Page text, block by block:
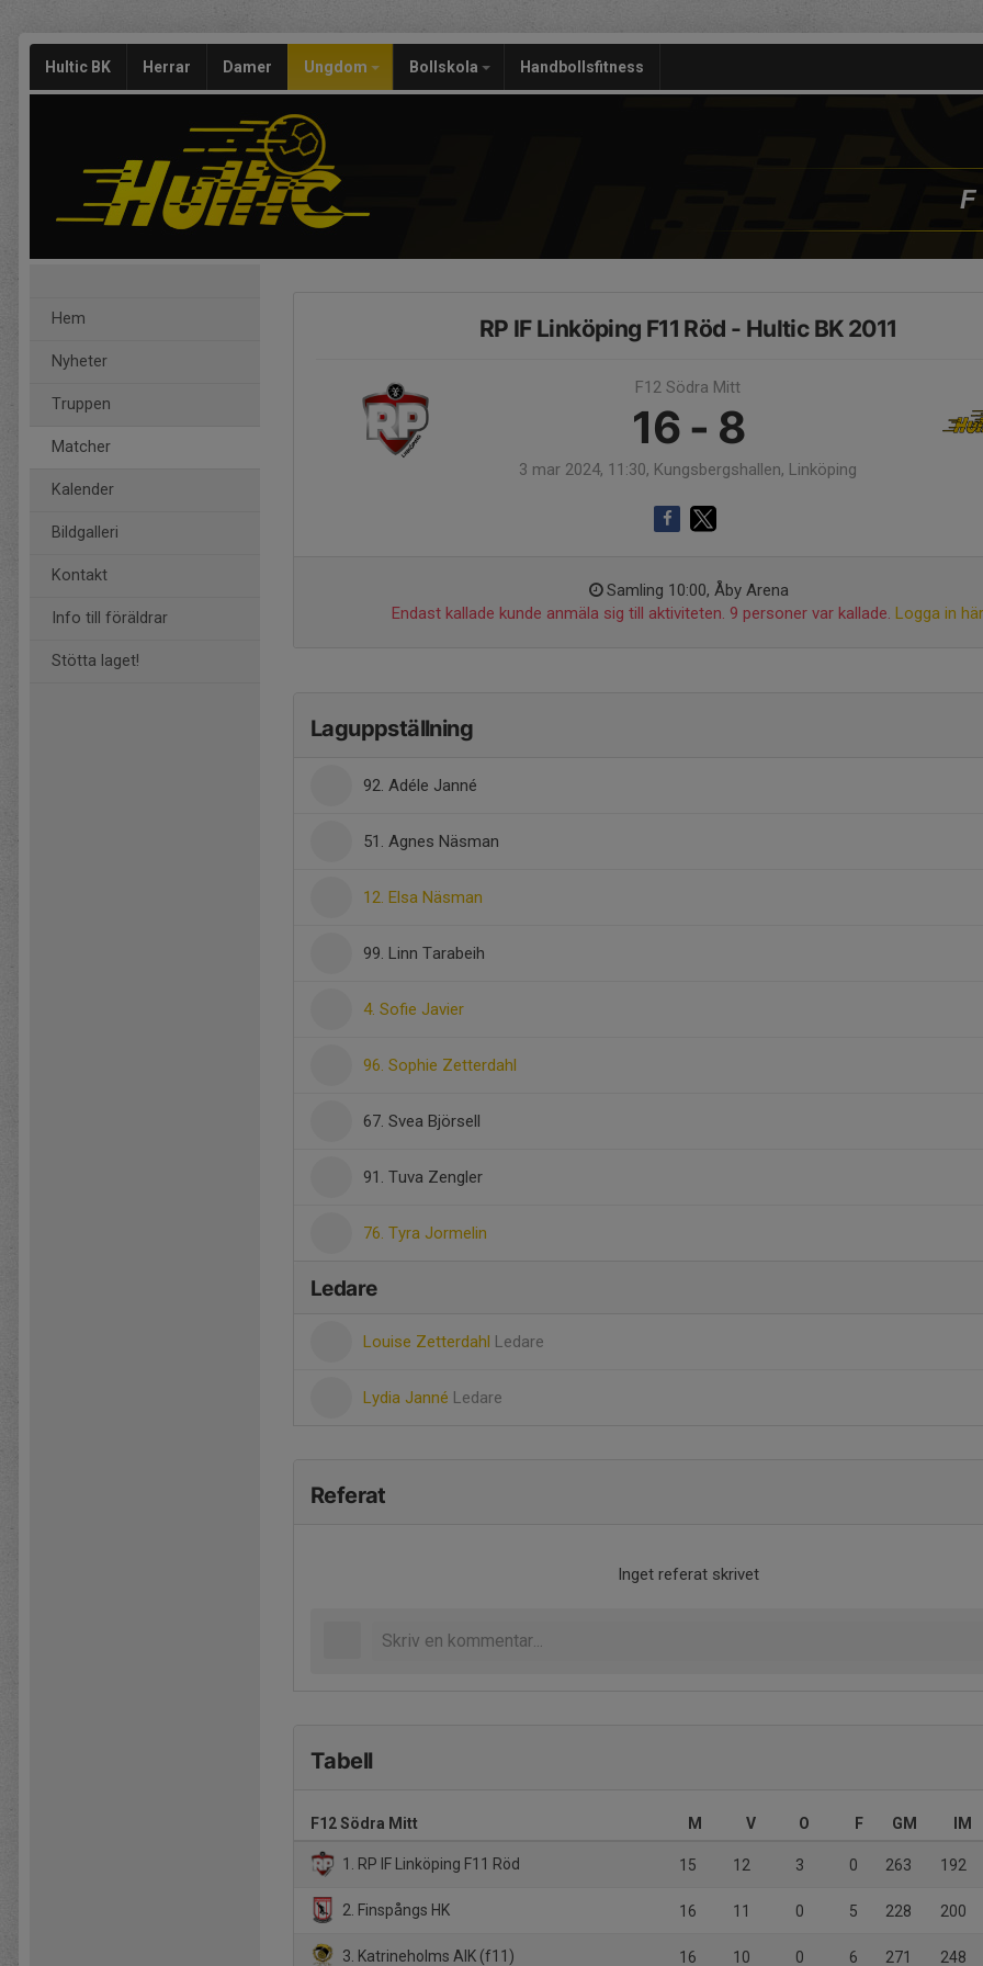
Hultic BK Herrar Damer Ungdom Bollskola Handbollsfitness
F
Hem
Nyheter
Truppen
Matcher
Kalender
Bildgalleri
Kontakt
Info till föräldrar
Stötta laget!
RP IF Linköping F11 Röd - Hultic BK 2011
F12 Södra Mitt
16 - 8
3 mar 2024, 11:30, Kungsbergshallen, Linköping
Samling 10:00, Åby Arena
Endast kallade kunde anmäla sig till aktiviteten. 9 personer var kallade. Logga in här
Laguppställning
92. Adéle Janné
51. Agnes Näsman
12. Elsa Näsman
99. Linn Tarabeih
4. Sofie Javier
96. Sophie Zetterdahl
67. Svea Björsell
91. Tuva Zengler
76. Tyra Jormelin
Ledare
Louise Zetterdahl Ledare
Lydia Janné Ledare
Referat
Inget referat skrivet
Tabell
F12 Södra Mitt M V O F GM IM
1. RP IF Linköping F11 Röd 15 12 3 0 263 192
2. Finspångs HK 16 11 0 5 228 200
3. Katrineholms AIK (f11) 16 10 0 6 271 248